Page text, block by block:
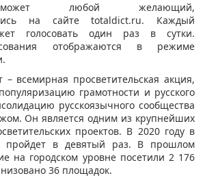
может любой желающий,
на сайте totaldict.ru. Каждый
голосовать один раз в сутки.
отображаются в режиме
– всемирная просветительская акция,
грамотности и русского
русскоязычного сообщества
Он является одним из крупнейших
проектов. В 2020 году в
пройдет в девятый раз. В прошлом
на городском уровне посетили 2 176
36 площадок.